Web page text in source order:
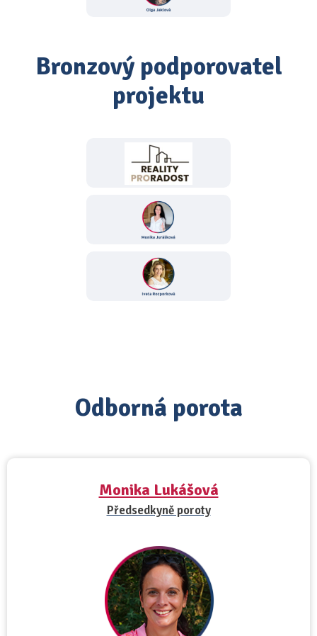
Bronzový podporovatel
projektu
Odborná porota
Monika Lukášová
Předsedkyně poroty